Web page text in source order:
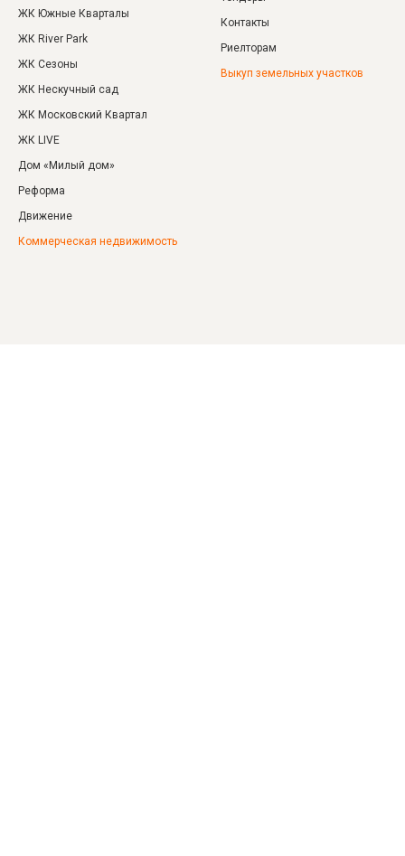
ЖК Южные Кварталы
ЖК River Park
ЖК Сезоны
ЖК Нескучный сад
ЖК Московский Квартал
ЖК LIVE
Дом «‎Милый дом»
Реформа
Движение
Коммерческая недвижимость
Контакты
Риелторам
Выкуп земельных участков